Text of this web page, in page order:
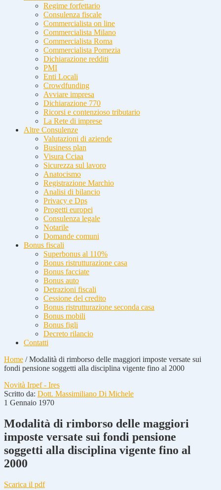
Regime forfettario
Consulenza fiscale
Commercialista on line
Commercialista Milano
Commercialista Roma
Commercialista Pomezia
Dichiarazione redditi
PMI
Enti Locali
Crowdfunding
Avviare impresa
Dichiarazione 770
Ricorsi e contenzioso tributario
La Rete di imprese
Altre Consulenze
Valutazioni di aziende
Business plan
Visura Cciaa
Sicurezza sul lavoro
Anatocismo
Registrazione Marchio
Analisi di bilancio
Privacy e Dps
Progetti europei
Consulenza legale
Notarile
Domande comuni
Bonus fiscali
Superbonus al 110%
Bonus ristrutturazione casa
Bonus facciate
Bonus auto
Detrazioni fiscali
Cessione del credito
Bonus ristrutturazione seconda casa
Bonus mobili
Bonus figli
Decreto rilancio
Contatti
Home /Modalità di rimborso delle maggiori imposte versate sui
fondi pensione soggetti alla disciplina vigente fino al 2000
Novità Irpef - Ires
Scritto da: Dott. Massimiliano Di Michele
1 Gennaio 1970
Modalità di rimborso delle maggiori
imposte versate sui fondi pensione
soggetti alla disciplina vigente fino al
2000
Scarica il pdf